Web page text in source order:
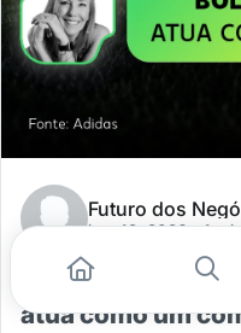
Futuro dos
jun. 12, 2026- 1
IA, chip e bateria:
atua como um